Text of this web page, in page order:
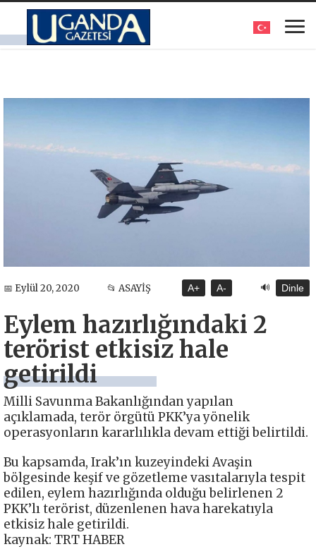
📅 Eylül 20, 2020 📂 ASAYİŞ A+ A- 🔊 Dinle
Eylem hazırlığındaki 2
terörist etkisiz hale
getirildi
Milli Savunma Bakanlığından yapılan
açıklamada, terör örgütü PKK’ya yönelik
operasyonların kararlılıkla devam ettiği belirtildi.
Bu kapsamda, Irak’ın kuzeyindeki Avaşin
bölgesinde keşif ve gözetleme vasıtalarıyla tespit
edilen, eylem hazırlığında olduğu belirlenen 2
PKK’lı terörist, düzenlenen hava harekatıyla
etkisiz hale getirildi.
kaynak: TRT HABER